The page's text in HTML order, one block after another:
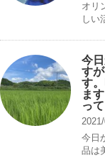
オリ
しい
今
す
す
ま
って
今日
品は